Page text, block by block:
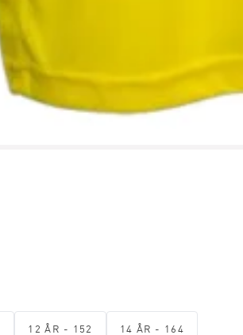
12 ÅR - 152 14 ÅR - 164